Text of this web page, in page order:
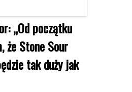
„Od początku
że Stone Sour
tak duży jak